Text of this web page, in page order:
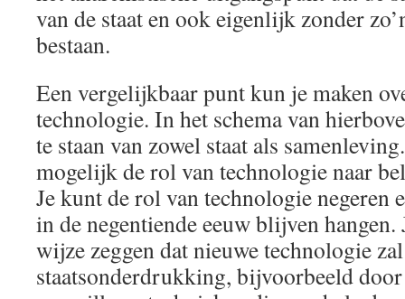
van de staat en ook eigenlijk zonder
bestaan.
Een vergelijkbaar punt kun je maken
technologie. In het schema van
te staan van zowel staat als
mogelijk de rol van technologie naar
Je kunt de rol van technologie negeren
in de negentiende eeuw blijven
wijze zeggen dat nieuwe technologie
staatsonderdrukking, bijvoorbeeld